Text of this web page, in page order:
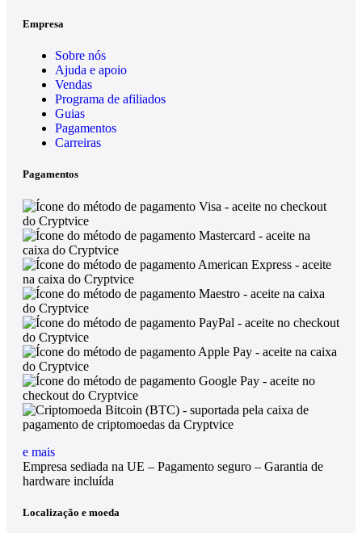
Empresa
Sobre nós
Ajuda e apoio
Vendas
Programa de afiliados
Guias
Pagamentos
Carreiras
Pagamentos
e mais
Empresa sediada na UE – Pagamento seguro – Garantia de
hardware incluída
Localização e moeda